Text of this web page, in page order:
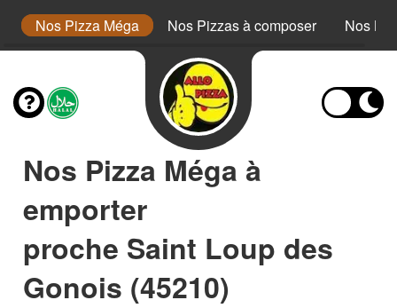
Nos Pizza Méga Nos Pizzas à composer Nos
Nos Pizza Méga à
emporter
proche Saint Loup des
Gonois (45210)